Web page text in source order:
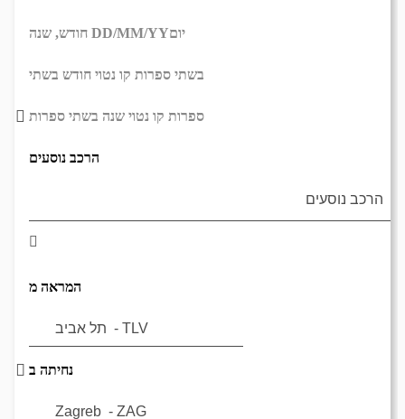
DD/MM/YYיום
בשתי ספרות קו נטוי חודש בשתי
ספרות קו נטוי שנה בשתי ספרות
הרכב נוסעים
המראה מ
נחיתה ב